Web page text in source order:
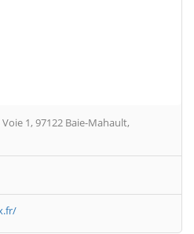
1, 97122 Baie-Mahault,